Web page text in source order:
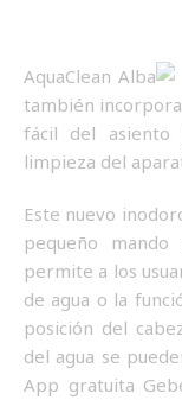
AquaClean Alba
también
fácil del
limpieza del
Este nuevo
pequeño
permite a los
de agua o la
posición del
del agua se
App gratuita